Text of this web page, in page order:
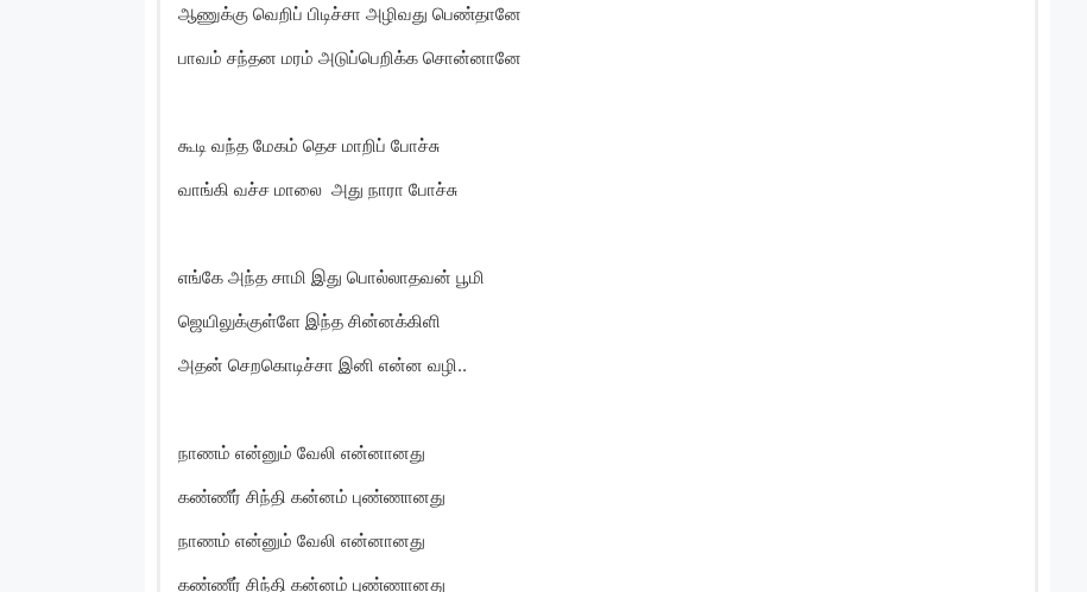
ஆணுக்கு வெறிப் பிடிச்சா அழிவது பெண்தானே
பாவம் சந்தன மரம் அடுப்பெறிக்க சொன்னானே
கூடி வந்த மேகம் தெச மாறிப் போச்சு
வாங்கி வச்ச மாலை அது நாரா போச்சு
எங்கே அந்த சாமி இது பொல்லாதவன் பூமி
ஜெயிலுக்குள்ளே இந்த சின்னக்கிளி
அதன் செறகொடிச்சா இனி என்ன வழி..
நாணம் என்னும் வேலி என்னானது
கண்ணீர் சிந்தி கன்னம் புண்ணானது
நாணம் என்னும் வேலி என்னானது
கண்ணீர் சிந்தி கன்னம் புண்ணானது